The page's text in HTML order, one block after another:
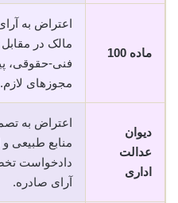
ماده 100
مالک در مقابل
فنی-حقوقی،
مجوزهای لازم.
دیوان
عدالت
اداری
اعتراض به
منابع طبیعی
دادخواست
آرای صادره.